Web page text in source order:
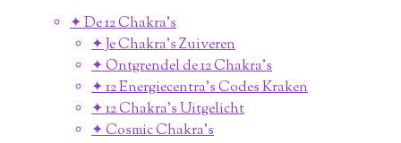
✦ De 12 Chakra's
✦ Je Chakra's Zuiveren
✦ Ontgrendel de 12 Chakra's
✦ 12 Energiecentra's Codes Kraken
✦ 12 Chakra's Uitgelicht
✦ Cosmic Chakra's